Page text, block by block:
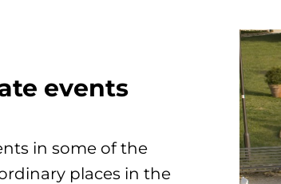
events
in some of the
places in the